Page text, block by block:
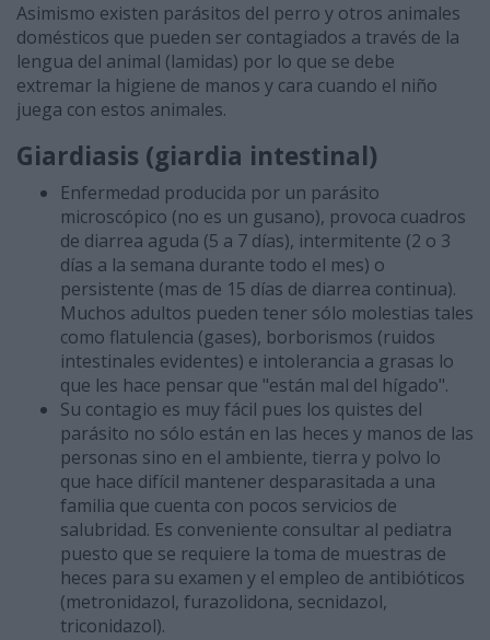
Asimismo existen parásitos del perro y otros animales
domésticos que pueden ser contagiados a través de la
lengua del animal (lamidas) por lo que se debe
extremar la higiene de manos y cara cuando el niño
juega con estos animales.
Giardiasis (giardia intestinal)
Enfermedad producida por un parásito
microscópico (no es un gusano), provoca cuadros
de diarrea aguda (5 a 7 días), intermitente (2 o 3
días a la semana durante todo el mes) o
persistente (mas de 15 días de diarrea continua).
Muchos adultos pueden tener sólo molestias tales
como flatulencia (gases), borborismos (ruidos
intestinales evidentes) e intolerancia a grasas lo
que les hace pensar que "están mal del hígado".
Su contagio es muy fácil pues los quistes del
parásito no sólo están en las heces y manos de las
personas sino en el ambiente, tierra y polvo lo
que hace difícil mantener desparasitada a una
familia que cuenta con pocos servicios de
salubridad. Es conveniente consultar al pediatra
puesto que se requiere la toma de muestras de
heces para su examen y el empleo de antibióticos
(metronidazol, furazolidona, secnidazol,
triconidazol).